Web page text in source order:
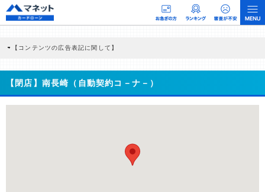
【コンテンツの広告表記に関して】
商品を根拠なくPRするものではなく、当編集部の調査／ユーザーへの口コミ収集な
どに基づき、公平性を担保した情報提供を行っています。
>提携企業一覧
【閉店】南長崎（自動契約コ－ナ－）